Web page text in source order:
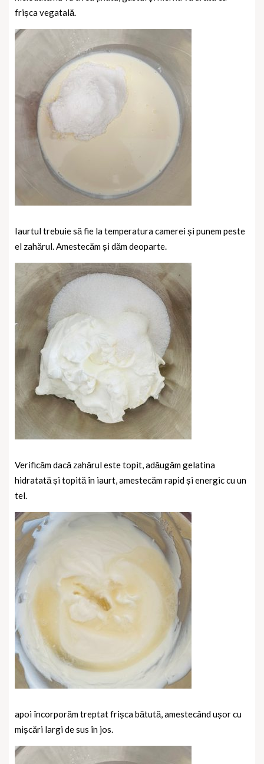
frișca vegatală.
Iaurtul trebuie să fie la temperatura camerei și punem peste
el zahărul. Amestecăm și dăm deoparte.
Verificăm dacă zahărul este topit, adăugăm gelatina
hidratată și topită în iaurt, amestecăm rapid și energic cu un
tel.
apoi încorporăm treptat frișca bătută, amestecând ușor cu
mișcări largi de sus în jos.